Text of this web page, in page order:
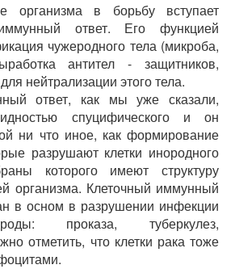
организма в борьбу вступает
ответ. Его функцией
чужеродного тела (микроба,
антител - защитников,
нейтрализации этого тела.
ответ, как мы уже сказали,
спуцифического и он
ни что иное, как формирование
разрушают клетки инородного
которого имеют структуру
организма. Клеточный иммунный
в осном в разрушении инфекции
проказа, туберкулез,
отметить, что клетки рака тоже